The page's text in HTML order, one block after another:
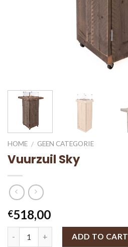
HOME / GEEN CATEGORIE
Vuurzuil Sky
€518,00
ADD TO CART